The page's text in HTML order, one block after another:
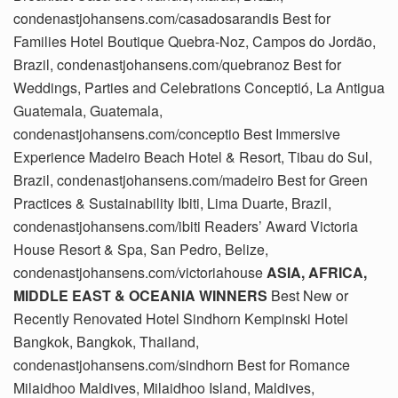
condenastjohansens.com/casadosarandis Best for
Families Hotel Boutique Quebra-Noz, Campos do Jordão,
Brazil, condenastjohansens.com/quebranoz Best for
Weddings, Parties and Celebrations Conceptió, La Antigua
Guatemala, Guatemala,
condenastjohansens.com/conceptio Best Immersive
Experience Madeiro Beach Hotel & Resort, Tibau do Sul,
Brazil, condenastjohansens.com/madeiro Best for Green
Practices & Sustainability Ibiti, Lima Duarte, Brazil,
condenastjohansens.com/ibiti Readers’ Award Victoria
House Resort & Spa, San Pedro, Belize,
condenastjohansens.com/victoriahouseASIA, AFRICA,
MIDDLE EAST & OCEANIA WINNERS Best New or
Recently Renovated Hotel Sindhorn Kempinski Hotel
Bangkok, Bangkok, Thailand,
condenastjohansens.com/sindhorn Best for Romance
Milaidhoo Maldives, Milaidhoo Island, Maldives,